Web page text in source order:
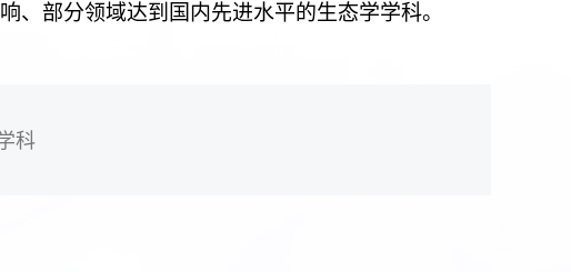
、部分领域达到国内先进水平的生态学学科。
科